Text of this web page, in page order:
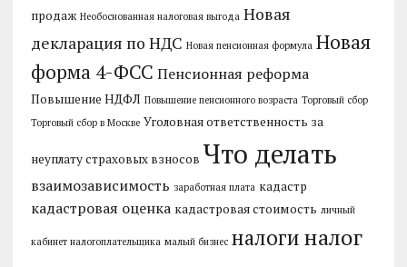
продаж Необоснованная налоговая выгода Новая
декларация по НДС Новая пенсионная формула Новая
форма 4-ФСС Пенсионная реформа
Повышение НДФЛ Повышение пенсионного возраста Торговый сбор
Торговый сбор в Москве Уголовная ответственность за
неуплату страховых взносов Что делать
взаимозависимость заработная плата кадастр
кадастровая оценка кадастровая стоимость личный
кабинет налогоплательщика малый бизнес налоги налог